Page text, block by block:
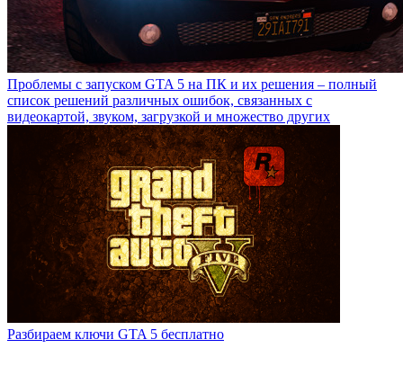
Проблемы с запуском GTA 5 на ПК и их решения – полный
список решений различных ошибок, связанных с
видеокартой, звуком, загрузкой и множество других
Разбираем ключи GTA 5 бесплатно